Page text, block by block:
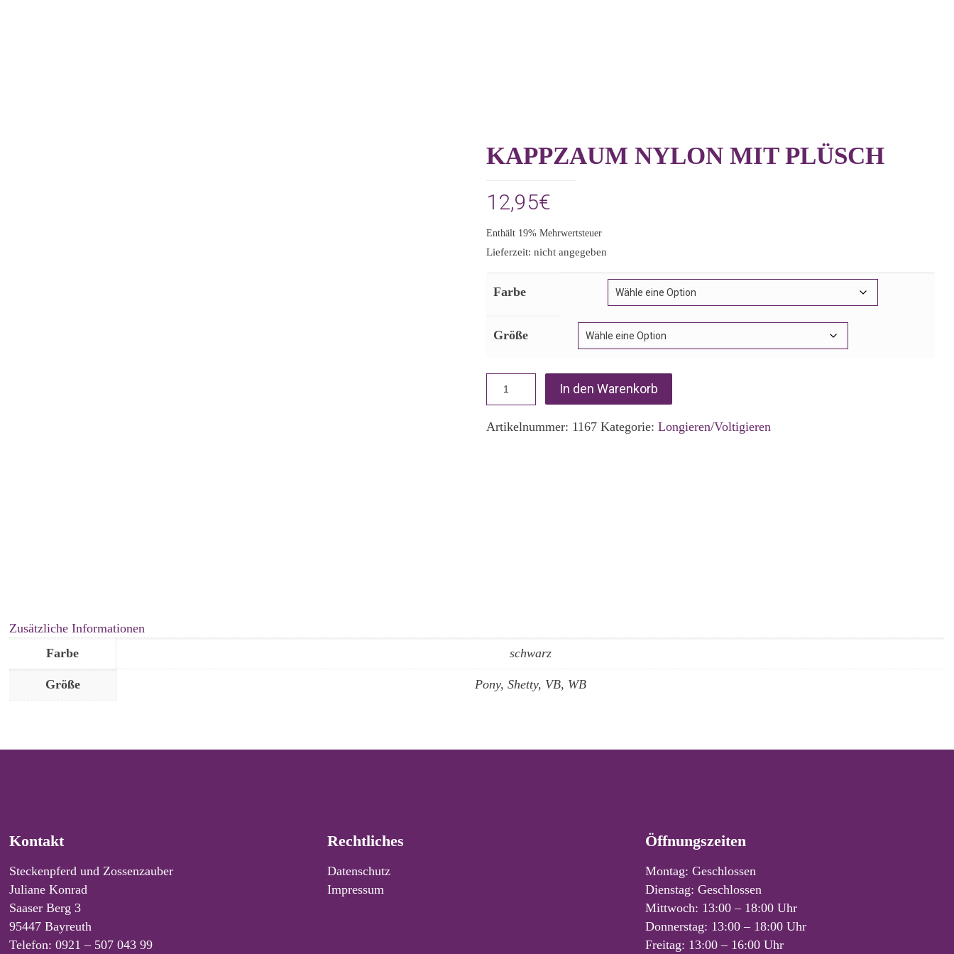
KAPPZAUM NYLON MIT PLÜSCH
12,95€
Enthält 19% Mehrwertsteuer
Lieferzeit: nicht angegeben
Farbe
Größe
In den Warenkorb
Artikelnummer: 1167 Kategorie:Longieren/Voltigieren
Zusätzliche Informationen
Farbe
schwarz
Größe Pony, Shetty, VB, WB
Kontakt
Steckenpferd und Zossenzauber
Juliane Konrad
Saaser Berg 3
95447 Bayreuth
Telefon: 0921 – 507 043 99
Rechtliches
Datenschutz
Impressum
Öffnungszeiten
Montag: Geschlossen
Dienstag: Geschlossen
Mittwoch: 13:00 – 18:00 Uhr
Donnerstag: 13:00 – 18:00 Uhr
Freitag: 13:00 – 16:00 Uhr